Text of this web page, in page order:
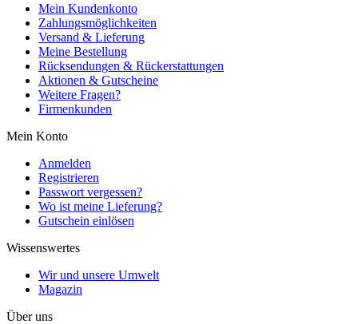
Mein Kundenkonto
Zahlungsmöglichkeiten
Versand & Lieferung
Meine Bestellung
Rücksendungen & Rückerstattungen
Aktionen & Gutscheine
Weitere Fragen?
Firmenkunden
Mein Konto
Anmelden
Registrieren
Passwort vergessen?
Wo ist meine Lieferung?
Gutschein einlösen
Wissenswertes
Wir und unsere Umwelt
Magazin
Über uns